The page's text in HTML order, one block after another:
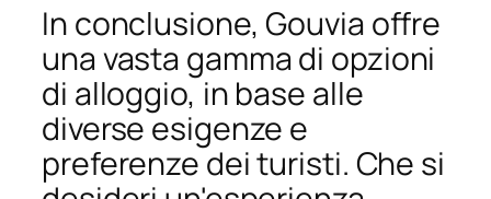
In conclusione, Gouvia offre
una vasta gamma di opzioni
di alloggio, in base alle
diverse esigenze e
preferenze dei turisti. Che si